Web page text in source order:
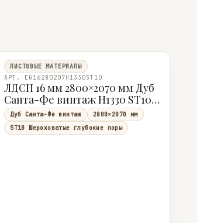
ЛИСТОВЫЕ МАТЕРИАЛЫ
АРТ. EG16280207H1330ST10
ЛДСП 16 мм 2800×2070 мм Дуб
Санта-Фе винтаж H1330 ST10 8
Egger
Дуб Санта-Фе винтаж
2800×2070 мм
ST10 Шероховатые глубокие поры